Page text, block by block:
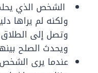
الشخص الذي
ولكنه لم يراها
وتصل إلى الطلاق
ويحدث الصلح
عندما يرى